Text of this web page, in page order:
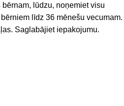
lūdzu, noņemiet visu
līdz 36 mēnešu vecumam.
Saglabājiet iepakojumu.